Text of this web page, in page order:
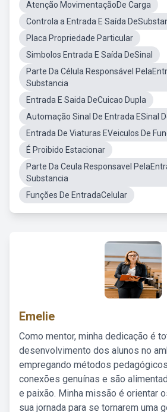
Atenção MovimentaçãoDe Carga
Controla a Entrada E Saída
Placa Propriedade Particular
Simbolos Entrada E Saída DeSinal
Parte Da Célula Responsável
Substancia
Entrada E Saida DeCuicao Dupla
Automação Sinal De Entrada ESinal
Entrada De Viaturas EVeiculos De
É Proibido Estacionar
Parte Da Ceula Responsavel
Substancia
Funções De EntradaCelular
Emelie
Como mentor, minha dedicação é
desenvolvimento dos alunos no
empregando métodos
conexões genuínas e são
e paixão. Minha missão é orientar
sua jornada para se tornarem uma